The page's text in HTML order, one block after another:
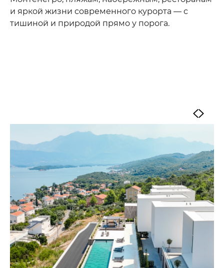
и яркой жизни современного курорта — с
тишиной и природой прямо у порога.